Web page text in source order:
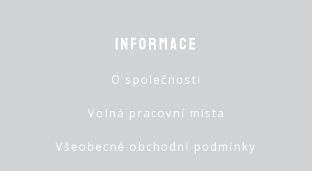
Informace
O společnosti
Volná pracovní místa
Všeobecné obchodní podmínky